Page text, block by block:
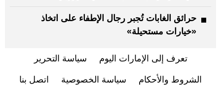
حرائق الغابات تُجبر رجال الإطفاء على اتخاذ
«خيارات مستحيلة»
تعرف إلى الإمارات اليوم سياسة التحرير
الشروط والأحكام سياسة الخصوصية اتصل بنا